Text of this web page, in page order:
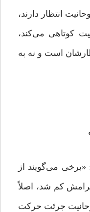
انتظار دارند،
کوتاهی می‌کند،
است و نه به
«برخی‌ می‌گویند از
کم شد، اصلاً
جرئت حرکت